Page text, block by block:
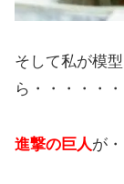
そして私が模
ら・・・・・・
進撃の巨人が